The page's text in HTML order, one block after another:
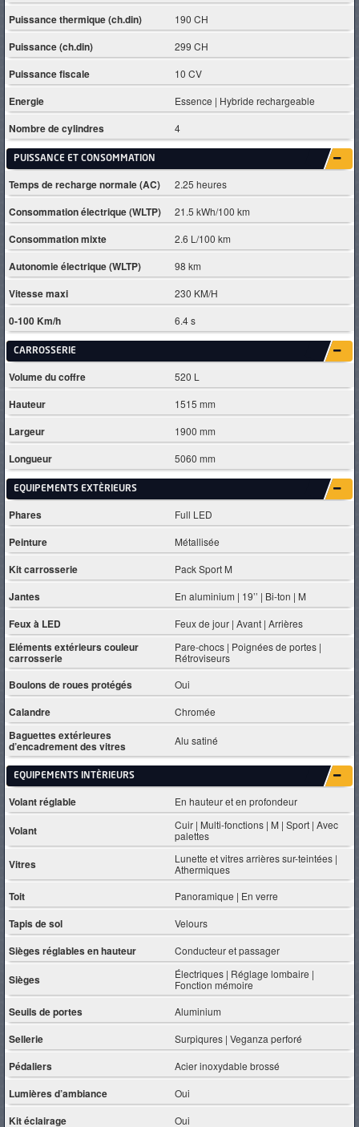
Puissance thermique (ch.din) 190 CH
Puissance (ch.din) 299 CH
Puissance fiscale 10 CV
Energie Essence | Hybride rechargeable
Nombre de cylindres 4
PUISSANCE ET CONSOMMATION
Temps de recharge normale (AC) 2.25 heures
Consommation électrique (WLTP) 21.5 kWh/100 km
Consommation mixte 2.6 L/100 km
Autonomie électrique (WLTP) 98 km
Vitesse maxi 230 KM/H
0-100 Km/h 6.4 s
CARROSSERIE
Volume du coffre 520 L
Hauteur 1515 mm
Largeur 1900 mm
Longueur 5060 mm
EQUIPEMENTS EXTÈRIEURS
Phares Full LED
Peinture Métallisée
Kit carrosserie Pack Sport M
Jantes En aluminium | 19’’ | Bi-ton | M
Feux à LED Feux de jour | Avant | Arrières
Eléments extérieurs couleur
carrosserie
Pare-chocs | Poignées de portes |
Rétroviseurs
Boulons de roues protégés Oui
Calandre Chromée
Baguettes extérieures
d’encadrement des vitres Alu satiné
EQUIPEMENTS INTÈRIEURS
Volant réglable En hauteur et en profondeur
Volant
Cuir | Multi-fonctions | M | Sport | Avec
palettes
Vitres
Lunette et vitres arrières sur-teintées |
Athermiques
Toit Panoramique | En verre
Tapis de sol Velours
Sièges réglables en hauteur Conducteur et passager
Sièges
Électriques | Réglage lombaire |
Fonction mémoire
Seuils de portes Aluminium
Sellerie Surpiqures | Veganza perforé
Pédaliers Acier inoxydable brossé
Lumières d’ambiance Oui
Kit éclairage Oui